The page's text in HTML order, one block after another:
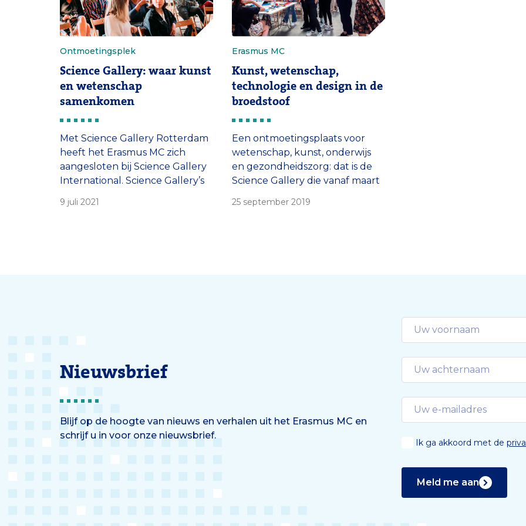
Ontmoetingsplek
Science Gallery: waar kunst
en wetenschap
samenkomen
Met Science Gallery Rotterdam
heeft het Erasmus MC zich
aangesloten bij Science Gallery
International. Science Gallery’s
in de hele wereld en slingeren
9 juli 2021
Erasmus MC
Kunst, wetenschap,
technologie en design in de
broedstoof
Een ontmoetingsplaats voor
wetenschap, kunst, onderwijs
en gezondheidszorg: dat is de
Science Gallery die vanaf maart
events organiseert in het
25 september 2019
Nieuwsbrief
Blijf op de hoogte van nieuws en verhalen uit het Erasmus MC en
schrijf u in voor onze nieuwsbrief.
Ik ga akkoord met de
Meld me aan